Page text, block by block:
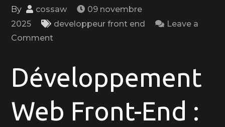
By cossaw
09 novembre
2025
developpeur front end
Leave a
Commenton
Fondamentaux
du
Développement
Web
Front-
Développement
Web Front-End :